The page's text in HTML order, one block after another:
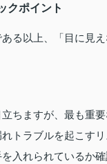
クポイント
る以上、「目に見
ちますが、最も重
トラブルを起こす
入れられているか確